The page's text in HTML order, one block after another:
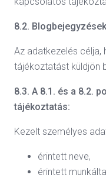
8.2.
Az adatkezelés célja,
tájékoztatást küldjön
8.3. A 8.1. és a 8.2.
tájékoztatás:
Kezelt személyes
érintett neve,
érintett